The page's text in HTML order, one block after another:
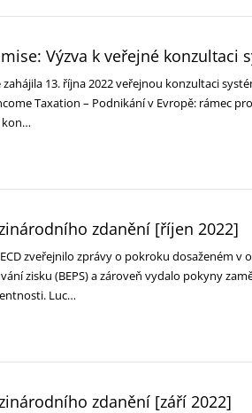
Výzva k veřejné konzultaci
13. října 2022 veřejnou konzultaci
Taxation – Podnikání v Evropě: rámec
kon…
zdanění [říjen 2022]
zveřejnilo zprávy o pokroku dosaženém v
zisku (BEPS) a zároveň vydalo pokyny
Luc…
zdanění [září 2022]